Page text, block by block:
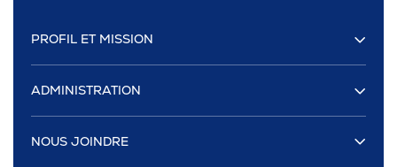
Liens utiles
Omnivox
PROFIL ET MISSION
ADMINISTRATION
NOUS JOINDRE